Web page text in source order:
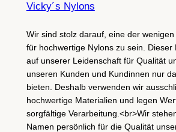
Vicky´s Nylons
Wir sind stolz darauf, eine der
für hochwertige Nylons zu sein. Dieser
auf unserer Leidenschaft für Qualität
unseren Kunden und Kundinnen nur
bieten. Deshalb verwenden wir
hochwertige Materialien und legen
sorgfältige Verarbeitung.<br>Wir
Namen persönlich für die Qualität